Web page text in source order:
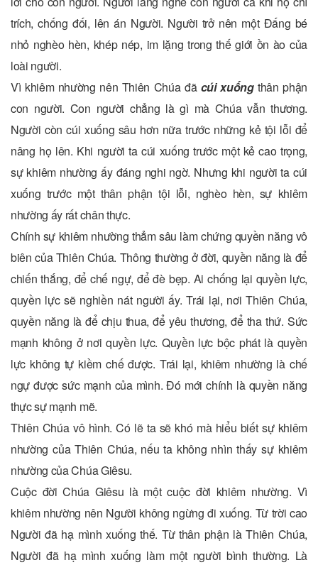
trích, chống đối, lên án Người. Người trở nên một Đấng bé
nhỏ nghèo hèn, khép nép, im lặng trong thế giới ồn ào của
loài người.
Vì khiêm nhường nên Thiên Chúa đã cúi xuốngthân phận
con người. Con người chẳng là gì mà Chúa vẫn thương.
Người còn cúi xuống sâu hơn nữa trước những kẻ tội lỗi để
nâng họ lên. Khi người ta cúi xuống trước một kẻ cao trọng,
sự khiêm nhường ấy đáng nghi ngờ. Nhưng khi người ta cúi
xuống trước một thân phận tội lỗi, nghèo hèn, sự khiêm
nhường ấy rất chân thực.
Chính sự khiêm nhường thẳm sâu làm chứng quyền năng vô
biên của Thiên Chúa. Thông thường ở đời, quyền năng là để
chiến thắng, để chế ngự, để đè bẹp. Ai chống lại quyền lực,
quyền lực sẽ nghiền nát người ấy. Trái lại, nơi Thiên Chúa,
quyền năng là để chịu thua, để yêu thương, để tha thứ. Sức
mạnh không ở nơi quyền lực. Quyền lực bộc phát là quyền
lực không tự kiềm chế được. Trái lại, khiêm nhường là chế
ngự được sức mạnh của mình. Đó mới chính là quyền năng
thực sự mạnh mẽ.
Thiên Chúa vô hình. Có lẽ ta sẽ khó mà hiểu biết sự khiêm
nhường của Thiên Chúa, nếu ta không nhìn thấy sự khiêm
nhường của Chúa Giêsu.
Cuộc đời Chúa Giêsu là một cuộc đời khiêm nhường. Vì
khiêm nhường nên Người không ngừng đi xuống. Từ trời cao
Người đã hạ mình xuống thế. Từ thân phận là Thiên Chúa,
Người đã hạ mình xuống làm một người bình thường. Là